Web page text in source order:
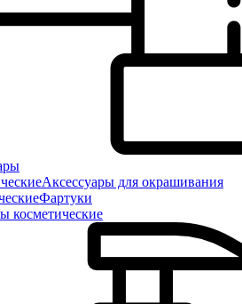
Аксессуары для окрашивания
Фартуки
косметические